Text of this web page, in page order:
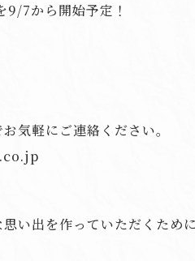
7から開始予定！
気軽にご連絡ください。
い出を作っていただくため